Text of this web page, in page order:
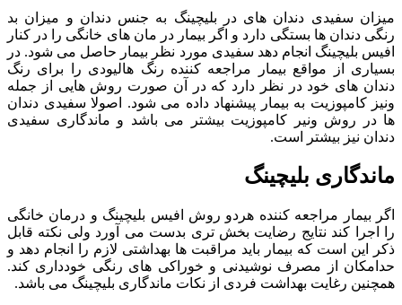
میزان سفیدی دندان های در بلیچینگ به جنس دندان و میزان بد
رنگی دندان ها بستگی دارد و اگر بیمار در مان های خانگی را در کنار
افیس بلیچینگ انجام دهد سفیدی مورد نظر بیمار حاصل می شود. در
بسیاری از مواقع بیمار مراجعه کننده رنگ هالیودی را برای رنگ
دندان های خود در نظر دارد که در آن صورت روش هایی از جمله
ونیز کامپوزیت به بیمار پیشنهاد داده می شود. اصولا سفیدی دندان
ها در روش ونیر کامپوزیت بیشتر می باشد و ماندگاری سفیدی
دندان نیز بیشتر است.
ماندگاری بلیچینگ
اگر بیمار مراجعه کننده هردو روش افیس بلیچینگ و درمان خانگی
را اجرا کند نتایج رضایت بخش تری بدست می آورد ولی نکته قابل
ذکر این است که بیمار باید مراقبت ها بهداشتی لازم را انجام دهد و
حدامکان از مصرف نوشیدنی و خوراکی های رنگی خودداری کند.
همچنین رغایت بهداشت فردی از نکات ماندگاری بلیچینگ می باشد.